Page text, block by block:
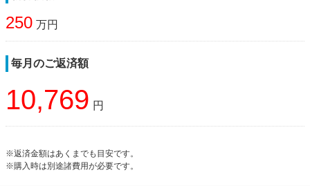
250 万円
毎月のご返済額
10,769 円
※返済金額はあくまでも目安です。
※購入時は別途諸費用が必要です。